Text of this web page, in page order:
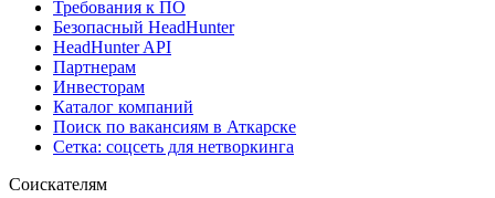
Требования к ПО
Безопасный HeadHunter
HeadHunter API
Партнерам
Инвесторам
Каталог компаний
Поиск по вакансиям в Аткарске
Сетка: соцсеть для нетворкинга
Соискателям